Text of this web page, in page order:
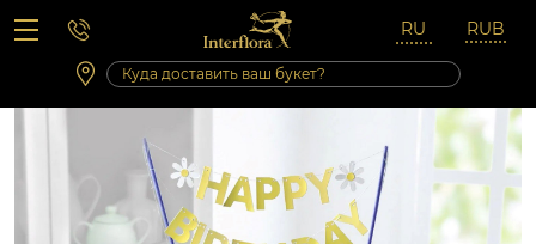
Вопросы-ответы
Сб 10:00 ‐ 14:00
Выходные и праздничные дни